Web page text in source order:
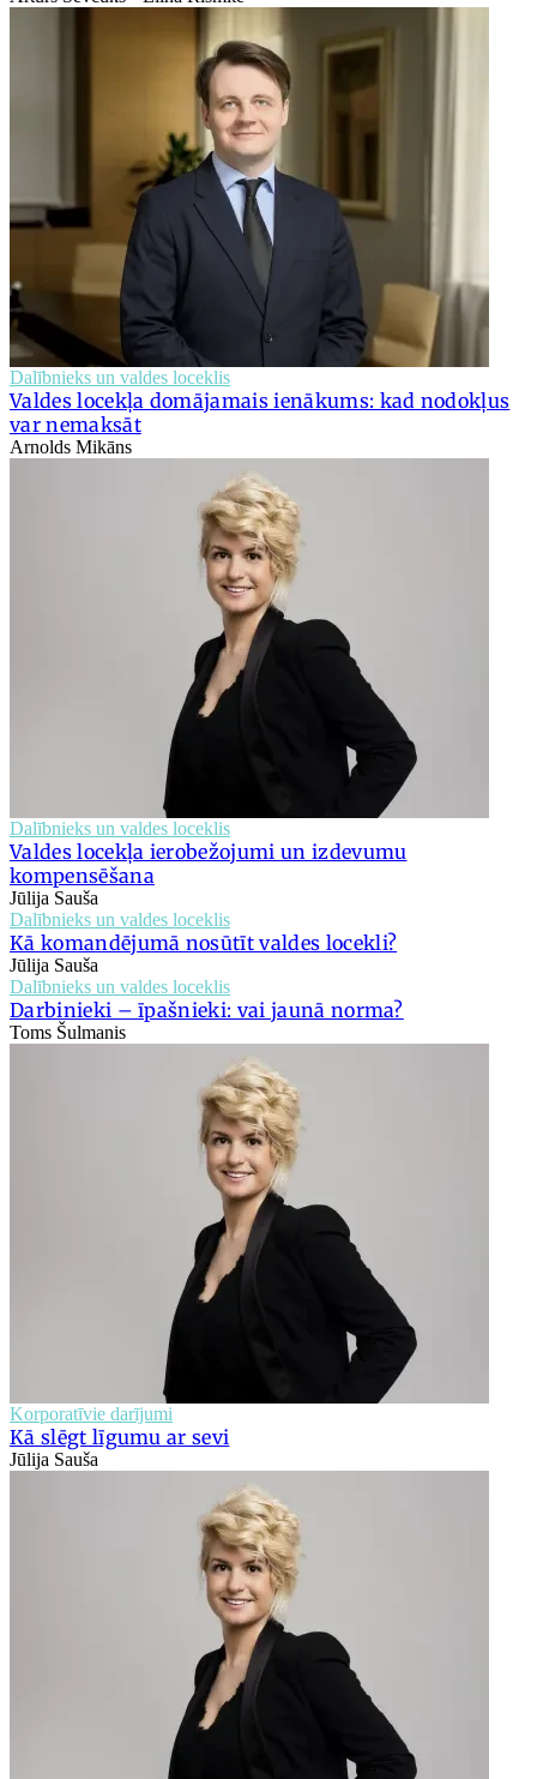
Dalībnieks un valdes loceklis
Valdes locekļa domājamais ienākums: kad nodokļus
var nemaksāt
Arnolds Mikāns
Dalībnieks un valdes loceklis
Valdes locekļa ierobežojumi un izdevumu
kompensēšana
Jūlija Sauša
Dalībnieks un valdes loceklis
Kā komandējumā nosūtīt valdes locekli?
Jūlija Sauša
Dalībnieks un valdes loceklis
Darbinieki – īpašnieki: vai jaunā norma?
Toms Šulmanis
Korporatīvie darījumi
Kā slēgt līgumu ar sevi
Jūlija Sauša